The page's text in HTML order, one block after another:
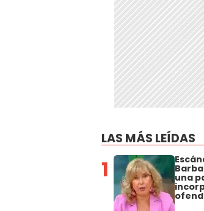
LAS MÁS LEÍDAS
1 una